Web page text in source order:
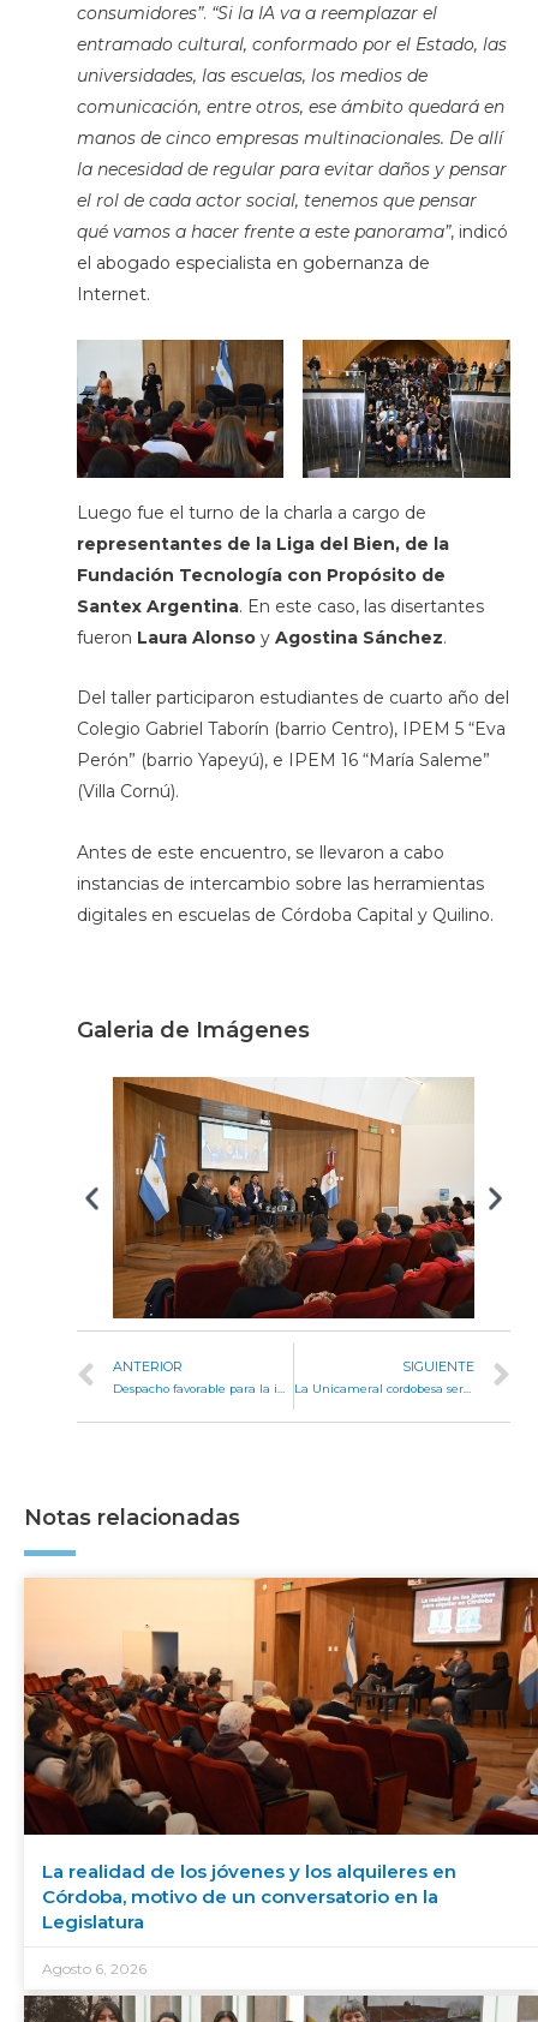
consumidores”. “Si la IA va a reemplazar el
entramado cultural, conformado por el Estado, las
universidades, las escuelas, los medios de
comunicación, entre otros, ese ámbito quedará en
manos de cinco empresas multinacionales. De allí
la necesidad de regular para evitar daños y pensar
el rol de cada actor social, tenemos que pensar
qué vamos a hacer frente a este panorama”, indicó
el abogado especialista en gobernanza de
Internet.
Luego fue el turno de la charla a cargo de
representantes de la Liga del Bien, de la
Fundación Tecnología con Propósito de
Santex Argentina. En este caso, las disertantes
fueron Laura Alonsoy Agostina Sánchez.
Del taller participaron estudiantes de cuarto año del
Colegio Gabriel Taborín (barrio Centro), IPEM 5 “Eva
Perón” (barrio Yapeyú), e IPEM 16 “María Saleme”
(Villa Cornú).
Antes de este encuentro, se llevaron a cabo
instancias de intercambio sobre las herramientas
digitales en escuelas de Córdoba Capital y Quilino.
Galeria de Imágenes
ANTERIOR SIGUIENTE
La Unicameral cordobesa será la sede del Parlamento Federal del Clima
Notas relacionadas
La realidad de los jóvenes y los alquileres en
Córdoba, motivo de un conversatorio en la
Legislatura
Agosto 6, 2026